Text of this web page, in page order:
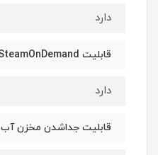
دارد
قابلیت SteamOnDemand
دارد
قابلیت جداشدن مخزن آب